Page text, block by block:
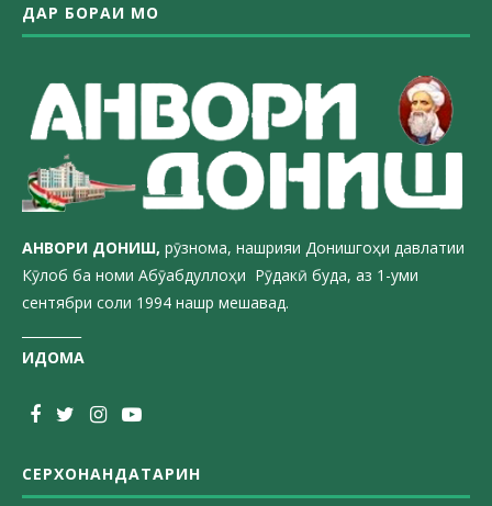
ДАР БОРАИ МО
АНВОРИ ДОНИШ, рӯзнома, нашрияи Донишгоҳи давлатии
Кӯлоб ба номи Абӯабдуллоҳи Рӯдакӣ буда, аз 1-уми
сентябри соли 1994 нашр мешавад.
ИДОМА
СЕРХОНАНДАТАРИН